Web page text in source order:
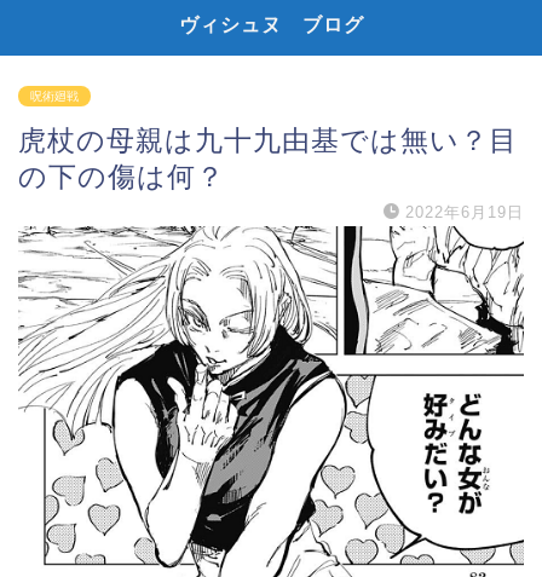
ヴィシュヌ ブログ
呪術廻戦
虎杖の母親は九十九由基では無い？目
の下の傷は何？
2022年6月19日